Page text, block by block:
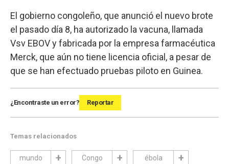
El gobierno congoleño, que anunció el nuevo brote
el pasado día 8, ha autorizado la vacuna, llamada
Vsv EBOV y fabricada por la empresa farmacéutica
Merck, que aún no tiene licencia oficial, a pesar de
que se han efectuado pruebas piloto en Guinea.
¿Encontraste un error? Reportar
Temas relacionados
mundo Congo ébola